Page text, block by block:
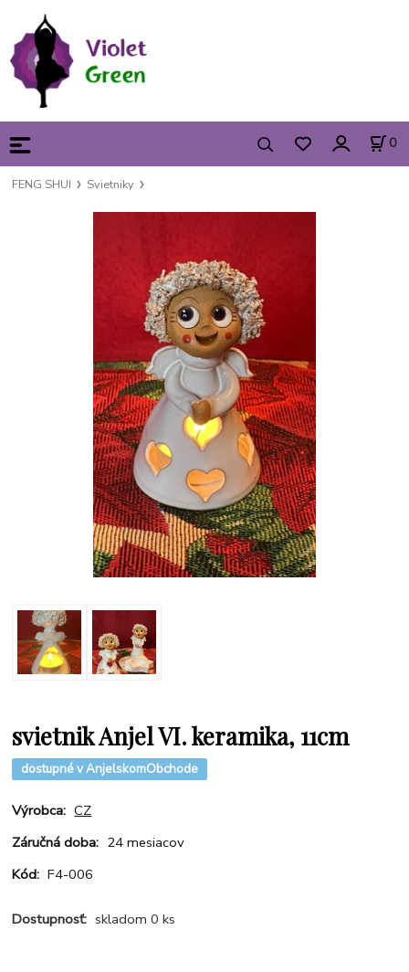
0
FENG SHUI Svietniky
svietnik Anjel VI. keramika, 11cm
dostupné v AnjelskomObchode
Výrobca: CZ
Záručná doba: 24 mesiacov
Kód: F4-006
Dostupnosť: skladom 0 ks